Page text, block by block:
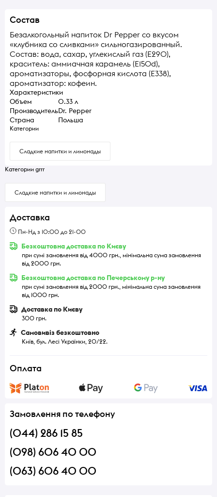
Состав
Безалкогольный напиток Dr Pepper со вкусом
«клубника со сливками» сильногазированный.
Состав: вода, сахар, углекислый газ (E290),
краситель: аммиачная карамель (E150d),
ароматизаторы, фосфорная кислота (E338),
ароматизатор: кофеин.
Характеристики
Объем
0.33 л
ПроизводительDr. Pepper
Страна
Польша
Категории
Сладкие напитки и лимонады
Категории grrr
Сладкие напитки и лимонады
Доставка
Пн-Нд з 10:00 до 21-00
Безкоштовна доставка по Києву
при сумі замовлення від 4000 грн., мінімальна сума замовлення
від 2000 грн.
Безкоштовна доставка по Печерському р-ну
при сумі замовлення від 2000 грн., мінімальна сума замовлення
від 1000 грн.
Доставка по Києву
300 грн.
Самовивіз безкоштовно
Київ, бул. Лесі Українки, 20/22.
Оплата
Замовлення по телефону
(044) 286 15 85
(098) 606 40 00
(063) 606 40 00